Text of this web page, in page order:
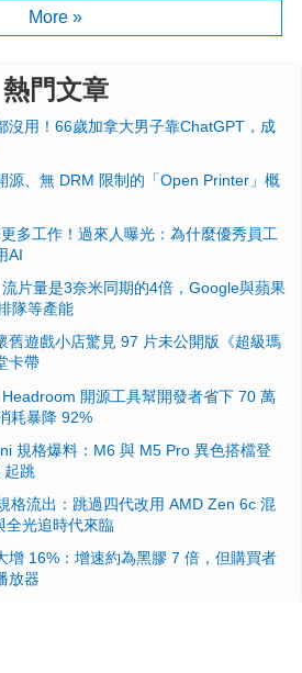
More »
熱門文章
沒用！66歲加拿大男子靠ChatGPT，成
源、無 DRM 限制的「Open Printer」概
多工作！過來人曝光：為什麼優秀員工
AI
片量是3奈米同期的4倍，Google與蘋果
隊等產能
舊遊戲小店驚見 97 片未公開版《超級瑪
卡帶
開源工具幫開發者省下 70 萬
耗暴降 92%
規格爆料：M6 與 M5 Pro 異色搭檔登
起跳
格流出：跳過四代改用 AMD Zen 6c 混
全光追時代來臨
增 16%：增速約為黑膠 7 倍，但購買者
放器